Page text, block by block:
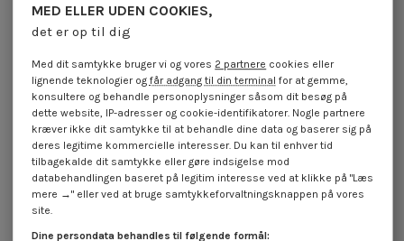
Skiver flad M10X30X1.5 TOL
elforzinket stål
1,85 €inkl. moms
1,85 €inkl. moms
MED ELLER UDEN COOKIES,
det er op til dig
Med dit samtykke bruger vi og vores 2 partnere cookies eller
lignende teknologier ogfår adgang til din terminal for at gemme,
konsultere og behandle personoplysninger såsom dit besøg på
dette website, IP-adresser og cookie-identifikatorer. Nogle partnere
kræver ikke dit samtykke til at behandle dine data og baserer sig på
deres legitime kommercielle interesser. Du kan til enhver tid
tilbagekalde dit samtykke eller gøre indsigelse mod
databehandlingen baseret på legitim interesse ved at klikke på "Læs
mere →" eller ved at bruge samtykkeforvaltningsknappen på vores
site.
Dine persondata behandles til følgende formål: